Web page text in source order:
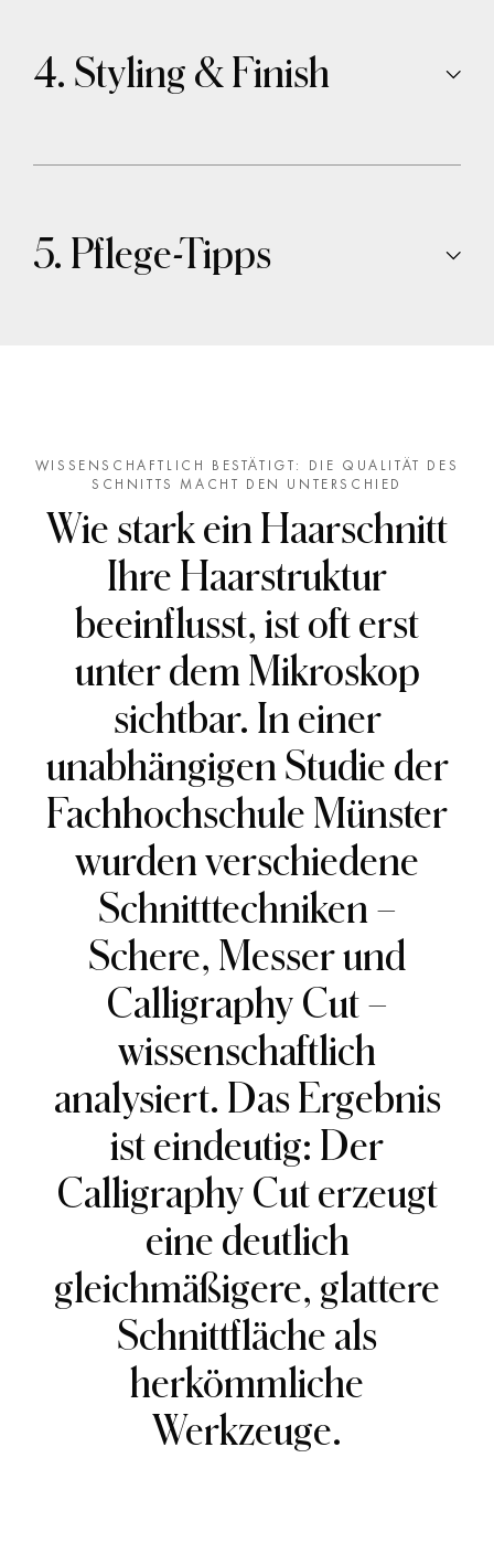
Mehr Glanz und bessere Lichtreflexion durch
die Schnittfläche
Längere Haltbarkeit des Schnitts
Luftiger Fall und spürbar mehr Dynamik
4. Styling & Finish
5. Pflege-Tipps
WISSENSCHAFTLICH BESTÄTIGT: DIE QUALITÄT DES
SCHNITTS MACHT DEN UNTERSCHIED
Wie stark ein Haarschnitt
Ihre Haarstruktur
beeinflusst, ist oft erst
unter dem Mikroskop
sichtbar. In einer
unabhängigen Studie der
Fachhochschule Münster
wurden verschiedene
Schnitttechniken –
Schere, Messer und
Calligraphy Cut –
wissenschaftlich
analysiert. Das Ergebnis
ist eindeutig: Der
Calligraphy Cut erzeugt
eine deutlich
gleichmäßigere, glattere
Schnittfläche als
herkömmliche
Werkzeuge.